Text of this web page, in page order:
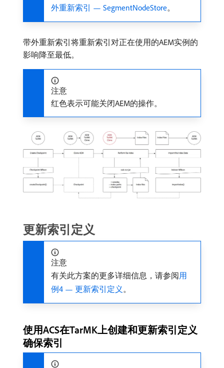
外重新索引 — SegmentNodeStore。
带外重新索引将重新索引对正在使用的AEM实例的
影响降至最低。
注意
红色表示可能关闭AEM的操作。
更新索引定义
注意
有关此方案的更多详细信息，请参阅用
例4 — 更新索引定义 。
使用ACS在TarMK上创建和更新索引定义
确保索引